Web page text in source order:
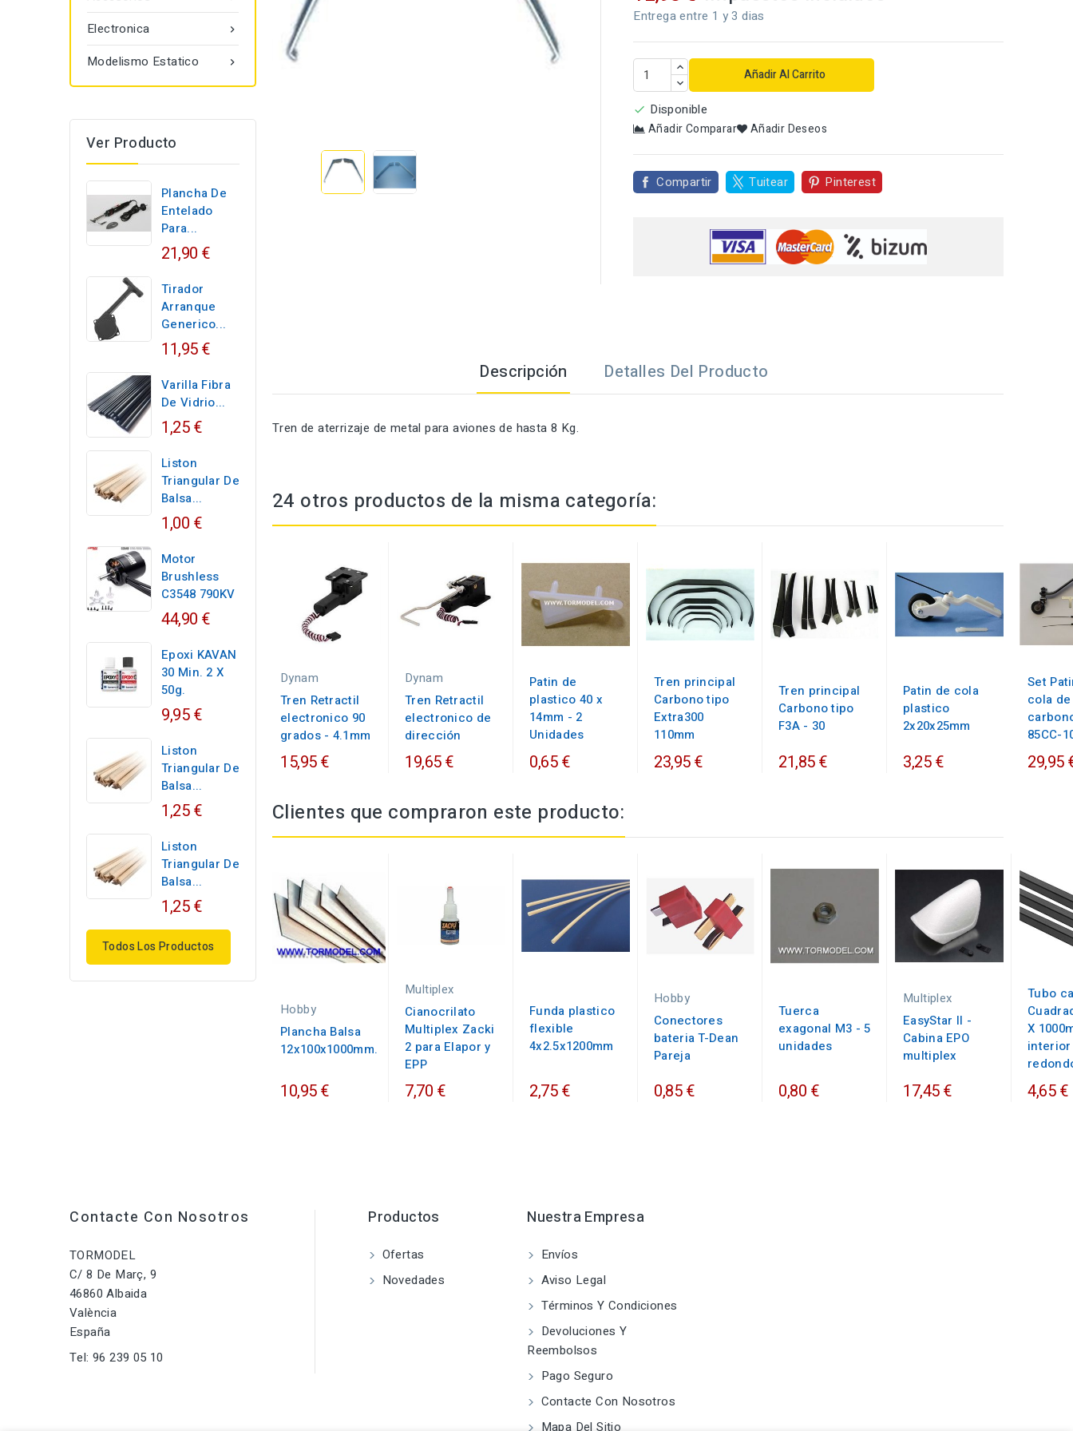

Electronica

Modelismo Estatico
Ver Producto
Plancha De
Entelado
Para...
21,90 €
Tirador
Arranque
Generico...
11,95 €
Varilla Fibra
De Vidrio...
1,25 €
Liston
Triangular De
Balsa...
1,00 €
Motor
Brushless
C3548 790KV
44,90 €
Epoxi KAVAN
30 Min. 2 X
50g.
9,95 €
Liston
Triangular De
Balsa...
1,25 €
Liston
Triangular De
Balsa...
1,25 €
Todos Los Productos
Entrega entre 1 y 3 dias
Añadir Al Carrito
 Disponible
Añadir Comparar Añadir Deseos
Compartir Tuitear Pinterest
Descripción Detalles Del Producto
Tren de aterrizaje de metal para aviones de hasta 8 Kg.
24 otros productos de la misma categoría:
Dynam
Tren Retractil
electronico 90
grados - 4.1mm
15,95 €
Dynam
Tren Retractil
electronico de
dirección
19,65 €
Patin de
plastico 40 x
14mm - 2
Unidades
0,65 €
Tren principal
Carbono tipo
Extra300
110mm
23,95 €
Tren principal
Carbono tipo
F3A - 30
21,85 €
Patin de cola
plastico
2x20x25mm
3,25 €
Set
cola de
85CC-
29,95
Clientes que compraron este producto:
Hobby
Plancha Balsa
12x100x1000mm.
10,95 €
Multiplex
Cianocrilato
Multiplex Zacki
2 para Elapor y
EPP
7,70 €
Funda plastico
flexible
4x2.5x1200mm
2,75 €
Hobby
Conectores
bateria T-Dean
Pareja
0,85 €
Tuerca
exagonal M3 - 5
unidades
0,80 €
Multiplex
EasyStar II -
Cabina EPO
multiplex
17,45 €
Tubo
X
interior
4,65 €
Contacte Con Nosotros
TORMODEL
C/ 8 De Març, 9
46860 Albaida
València
España
Tel: 96 239 05 10
Productos
Ofertas
Novedades
Nuestra Empresa
Envíos
Aviso Legal
Términos Y Condiciones
Devoluciones Y
Reembolsos
Pago Seguro
Contacte Con Nosotros
Mapa Del Sitio